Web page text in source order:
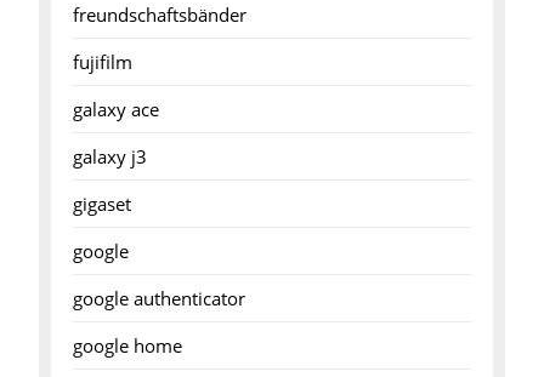
freundschaftsbänder
fujifilm
galaxy ace
galaxy j3
gigaset
google
google authenticator
google home